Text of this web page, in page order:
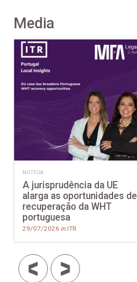
Media
NOTÍCIA
A jurisprudência da UE
alarga as oportunidades de
recuperação da WHT
portuguesa
29/07/2026 inITR